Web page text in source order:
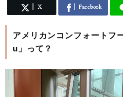
X Facebook
アメリカンコンフォートフ
u」って？